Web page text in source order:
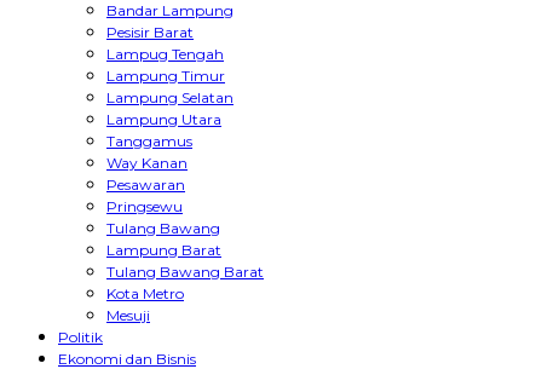
Bandar Lampung
Pesisir Barat
Lampug Tengah
Lampung Timur
Lampung Selatan
Lampung Utara
Tanggamus
Way Kanan
Pesawaran
Pringsewu
Tulang Bawang
Lampung Barat
Tulang Bawang Barat
Kota Metro
Mesuji
Politik
Ekonomi dan Bisnis